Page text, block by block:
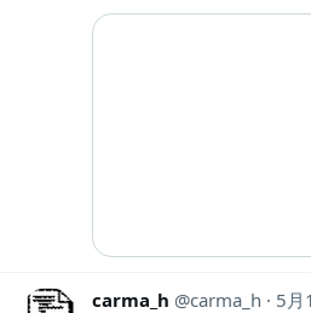
carma_h carma_h
5月